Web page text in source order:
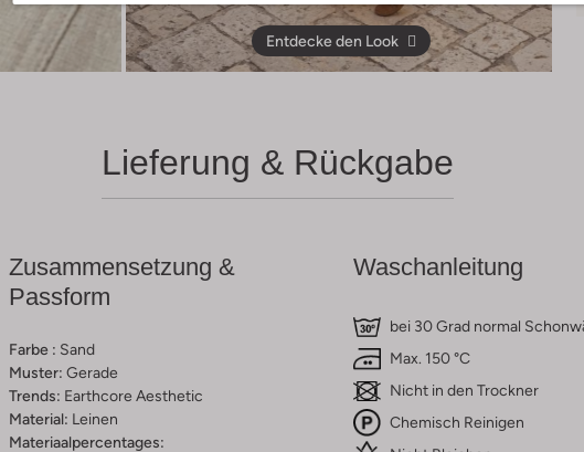
Entdecke den Look
Lieferung & Rückgabe
Zusammensetzung &
Passform
Farbe : Sand
Muster: Gerade
Trends: Earthcore Aesthetic
Material: Leinen
Materiaalpercentages:
Waschanleitung
bei 30 Grad normal
Max. 150 °C
Nicht in den Trockner
Chemisch Reinigen